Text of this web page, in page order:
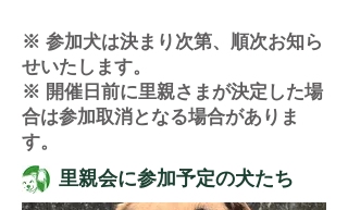
※ 参加犬は決まり次第、順次お知ら
せいたします。
※ 開催日前に里親さまが決定した場
合は参加取消となる場合がありま
す。
​里親会に参加予定の犬たち